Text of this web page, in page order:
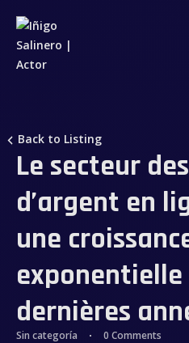
Back to Listing
Le secteur
d’argent en
une
exponentielle
dernières
Sin categoría 0 Comments